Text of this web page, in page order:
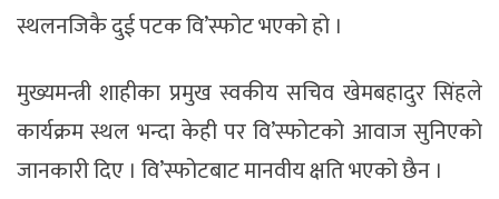
स्थलनजिकै दुई पटक वि’स्फोट भएको हो ।
मुख्यमन्त्री शाहीका प्रमुख स्वकीय सचिव खेमबहादुर सिंहले
कार्यक्रम स्थल भन्दा केही पर वि’स्फोटको आवाज सुनिएको
जानकारी दिए । वि’स्फोटबाट मानवीय क्षति भएको छैन ।